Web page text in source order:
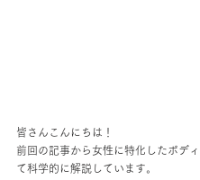
皆さんこんにちは！
前回の記事から女性に特化したボデ
て科学的に解説しています。